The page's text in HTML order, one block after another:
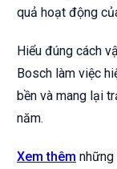
quả hoạt động
Hiểu đúng cách
Bosch làm việc
bền và mang lại
năm.
Xem thêm những